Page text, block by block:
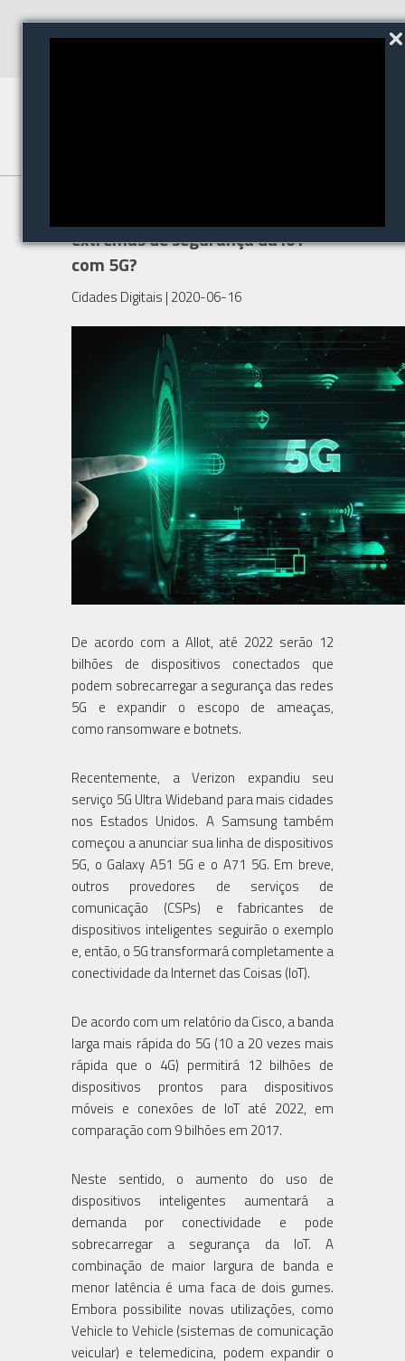
extremas de segurança da IoT
com 5G?
Cidades Digitais | 2020-06-16
De acordo com a Allot, até 2022 serão 12
bilhões de dispositivos conectados que
podem sobrecarregar a segurança das redes
5G e expandir o escopo de ameaças,
como ransomware e botnets.
Recentemente, a Verizon expandiu seu
serviço 5G Ultra Wideband para mais cidades
nos Estados Unidos. A Samsung também
começou a anunciar sua linha de dispositivos
5G, o Galaxy A51 5G e o A71 5G. Em breve,
outros provedores de serviços de
comunicação (CSPs) e fabricantes de
dispositivos inteligentes seguirão o exemplo
e, então, o 5G transformará completamente a
conectividade da Internet das Coisas (IoT).
De acordo com um relatório da Cisco, a banda
larga mais rápida do 5G (10 a 20 vezes mais
rápida que o 4G) permitirá 12 bilhões de
dispositivos prontos para dispositivos
móveis e conexões de IoT até 2022, em
comparação com 9 bilhões em 2017.
Neste sentido, o aumento do uso de
dispositivos inteligentes aumentará a
demanda por conectividade e pode
sobrecarregar a segurança da IoT. A
combinação de maior largura de banda e
menor latência é uma faca de dois gumes.
Embora possibilite novas utilizações, como
Vehicle to Vehicle (sistemas de comunicação
veicular) e telemedicina, podem expandir o